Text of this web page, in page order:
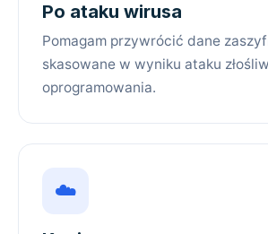
Po ataku wirusa
Pomagam przywrócić dane
skasowane w wyniku ataku
oprogramowania.
☁️